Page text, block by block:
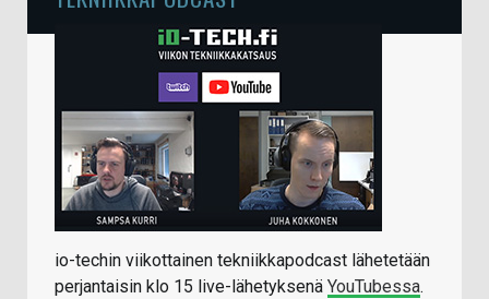
io-techin viikottainen tekniikkapodcast lähetetään
perjantaisin klo 15 live-lähetyksenä YouTubessa.